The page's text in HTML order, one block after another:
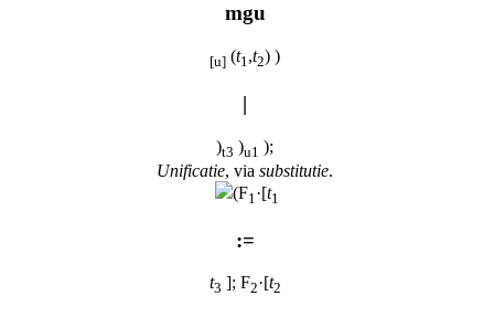
mgu
[u] (t1,t2) )
|
)t3 )u1 );
Unificatie, via substitutie.
(F1·[t1
:=
t3 ]; F2·[t2